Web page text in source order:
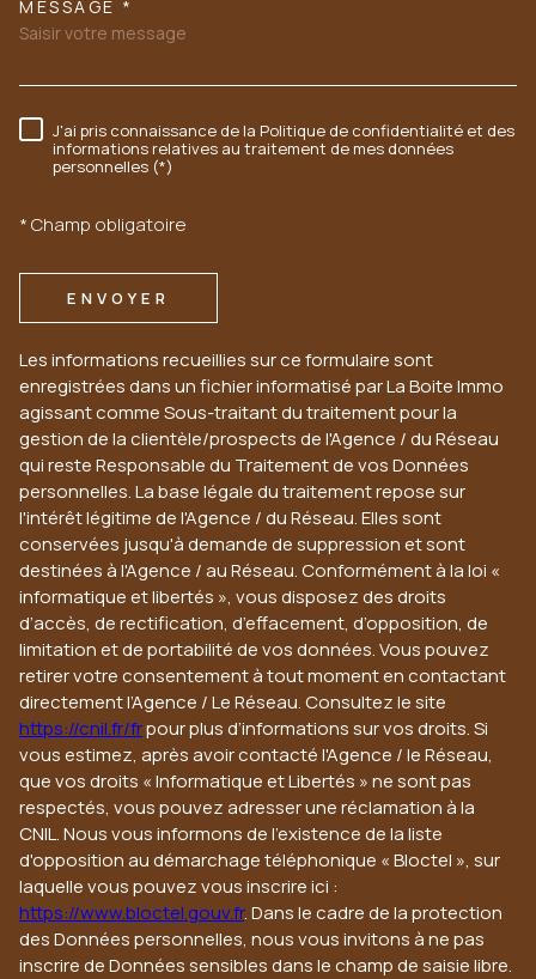
MESSAGE *
RÈGLEMENTATION
J'ai pris connaissance de la Politique de confidentialité et des
informations relatives au traitement de mes données
personnelles (*)
* Champ obligatoire
ENVOYER
Les informations recueillies sur ce formulaire sont
enregistrées dans un fichier informatisé par La Boite Immo
agissant comme Sous-traitant du traitement pour la
gestion de la clientèle/prospects de l'Agence / du Réseau
qui reste Responsable du Traitement de vos Données
personnelles. La base légale du traitement repose sur
l'intérêt légitime de l'Agence / du Réseau. Elles sont
conservées jusqu'à demande de suppression et sont
destinées à l'Agence / au Réseau. Conformément à la loi «
informatique et libertés », vous disposez des droits
d’accès, de rectification, d’effacement, d’opposition, de
limitation et de portabilité de vos données. Vous pouvez
retirer votre consentement à tout moment en contactant
directement l’Agence / Le Réseau. Consultez le site
https://cnil.fr/frpour plus d’informations sur vos droits. Si
vous estimez, après avoir contacté l'Agence / le Réseau,
que vos droits « Informatique et Libertés » ne sont pas
respectés, vous pouvez adresser une réclamation à la
CNIL. Nous vous informons de l’existence de la liste
d'opposition au démarchage téléphonique « Bloctel », sur
laquelle vous pouvez vous inscrire ici :
https://www.bloctel.gouv.fr. Dans le cadre de la protection
des Données personnelles, nous vous invitons à ne pas
inscrire de Données sensibles dans le champ de saisie libre.